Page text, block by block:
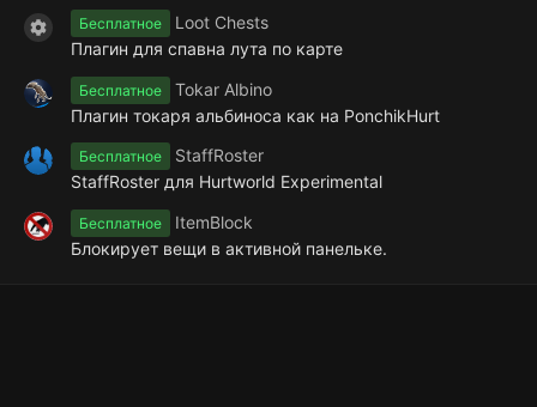
Иконка ресурса
Бесплатное
Loot Chests
Плагин для спавна лута по карте
Бесплатное
Tokar Albino
Плагин токаря альбиноса как на PonchikHurt
Бесплатное
StaffRoster
StaffRoster для Hurtworld Experimental
Бесплатное
ItemBlock
Блокирует вещи в активной панельке.